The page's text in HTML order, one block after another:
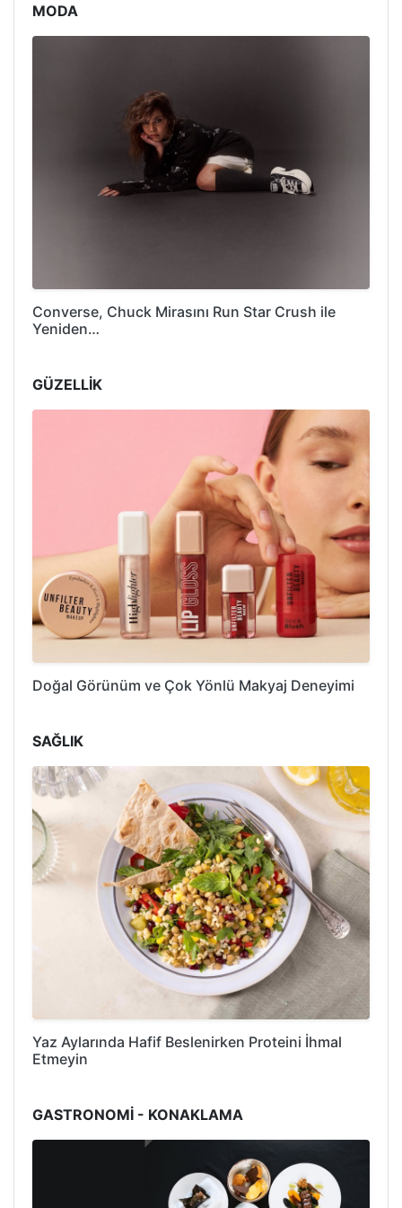
MODA
Converse, Chuck Mirasını Run Star Crush ile
Yeniden…
GÜZELLİK
Doğal Görünüm ve Çok Yönlü Makyaj Deneyimi
SAĞLIK
Yaz Aylarında Hafif Beslenirken Proteini İhmal
Etmeyin
GASTRONOMİ - KONAKLAMA